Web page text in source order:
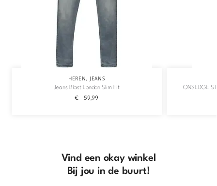
HEREN, JEANS
Jeans Blast London Slim Fit
€ 59,99
ONSEDGE
Vind een okay winkel
Bij jou in de buurt!